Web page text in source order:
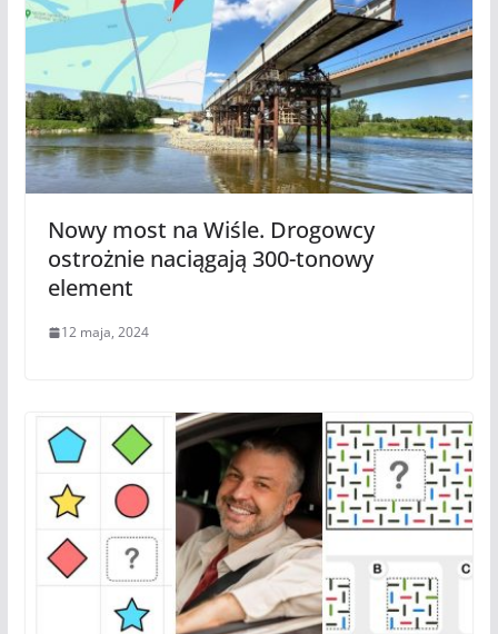
Nowy most na Wiśle. Drogowcy
ostrożnie naciągają 300-tonowy
element
12 maja, 2024